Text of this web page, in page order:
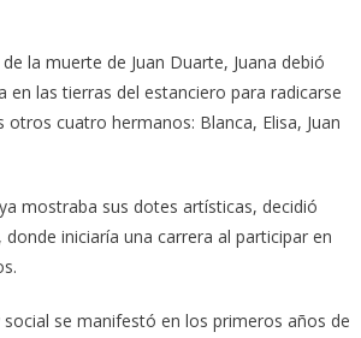
la muerte de Juan Duarte, Juana debió
en las tierras del estanciero para radicarse
otros cuatro hermanos: Blanca, Elisa, Juan
mostraba sus dotes artísticas, decidió
iniciaría una carrera al participar en
se manifestó en los primeros años de